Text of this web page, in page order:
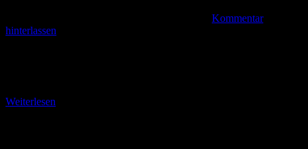
Kommentar
hinterlassen
Weiterlesen